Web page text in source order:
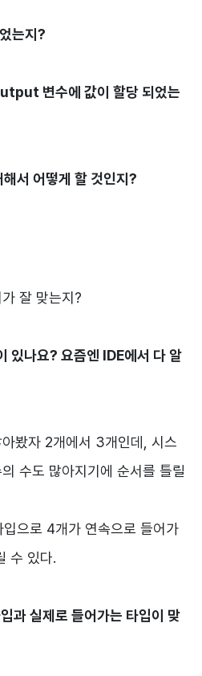
는지?
변수에 값이 할당 되었는
서 어떻게 할 것인지?
잘 맞는지?
있나요? 요즘엔 IDE에서 다 알
봤자 2개에서 3개인데, 시스
수도 많아지기에 순서를 틀릴
으로 4개가 연속으로 들어가
수 있다.
과 실제로 들어가는 타입이 맞